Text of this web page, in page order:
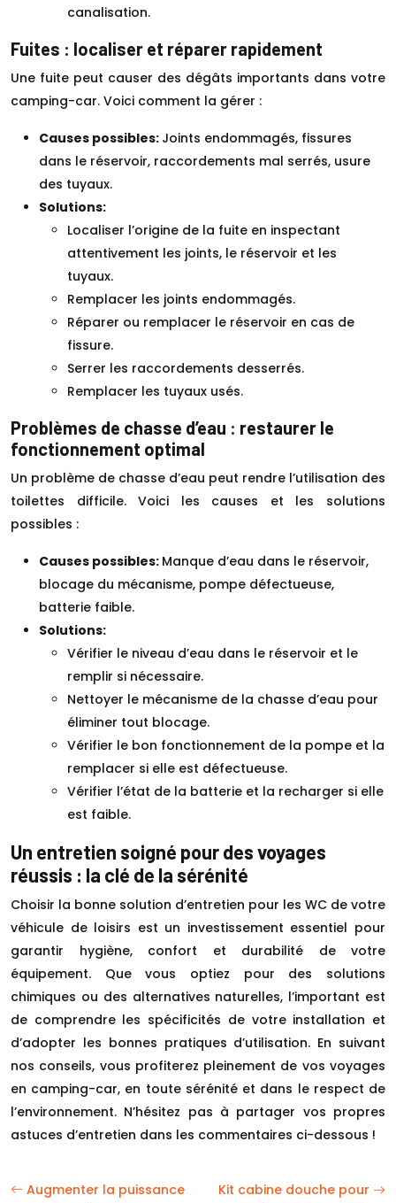
canalisation.
Fuites : localiser et réparer rapidement
Une fuite peut causer des dégâts importants dans votre
camping-car. Voici comment la gérer :
Causes possibles: Joints endommagés, fissures
dans le réservoir, raccordements mal serrés, usure
des tuyaux.
Solutions:
Localiser l’origine de la fuite en inspectant
attentivement les joints, le réservoir et les
tuyaux.
Remplacer les joints endommagés.
Réparer ou remplacer le réservoir en cas de
fissure.
Serrer les raccordements desserrés.
Remplacer les tuyaux usés.
Problèmes de chasse d’eau : restaurer le
fonctionnement optimal
Un problème de chasse d’eau peut rendre l’utilisation des
toilettes difficile. Voici les causes et les solutions
possibles :
Causes possibles: Manque d’eau dans le réservoir,
blocage du mécanisme, pompe défectueuse,
batterie faible.
Solutions:
Vérifier le niveau d’eau dans le réservoir et le
remplir si nécessaire.
Nettoyer le mécanisme de la chasse d’eau pour
éliminer tout blocage.
Vérifier le bon fonctionnement de la pompe et la
remplacer si elle est défectueuse.
Vérifier l’état de la batterie et la recharger si elle
est faible.
Un entretien soigné pour des voyages
réussis : la clé de la sérénité
Choisir la bonne solution d’entretien pour les WC de votre
véhicule de loisirs est un investissement essentiel pour
garantir hygiène, confort et durabilité de votre
équipement. Que vous optiez pour des solutions
chimiques ou des alternatives naturelles, l’important est
de comprendre les spécificités de votre installation et
d’adopter les bonnes pratiques d’utilisation. En suivant
nos conseils, vous profiterez pleinement de vos voyages
en camping-car, en toute sérénité et dans le respect de
l’environnement. N’hésitez pas à partager vos propres
astuces d’entretien dans les commentaires ci-dessous !
Augmenter la puissance
Kit cabine douche pour